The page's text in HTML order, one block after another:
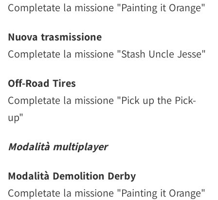
Completate la missione "Painting it Orange"
Nuova trasmissione
Completate la missione "Stash Uncle Jesse"
Off-Road Tires
Completate la missione "Pick up the Pick-
up"
Modalità multiplayer
Modalità Demolition Derby
Completate la missione "Painting it Orange"